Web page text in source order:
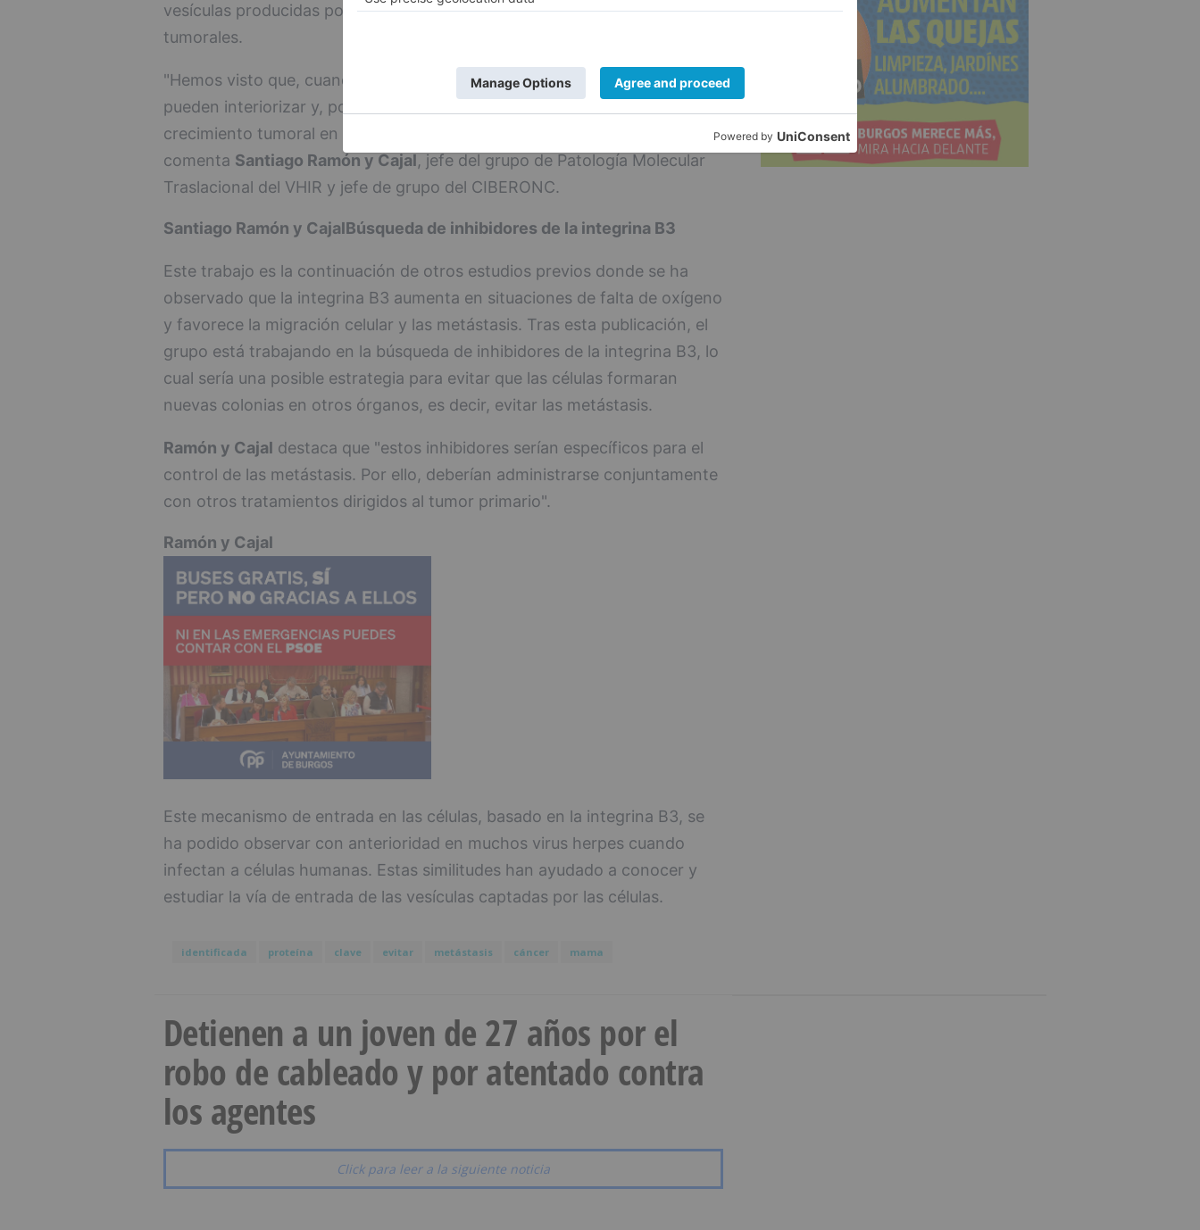
vesículas producidas por el entorno sean captadas por las células
tumorales.
"Hemos visto que, cuando inhibimos la integrina B3, las vesículas no se
pueden interiorizar y, por lo tanto, no existe el estímulo que favorece el
crecimiento tumoral en el nuevo órgano para formar metástasis",
comenta Santiago Ramón y Cajal, jefe del grupo de Patología Molecular
Traslacional del VHIR y jefe de grupo del CIBERONC.
Santiago Ramón y CajalBúsqueda de inhibidores de la integrina B3
Este trabajo es la continuación de otros estudios previos donde se ha
observado que la integrina B3 aumenta en situaciones de falta de oxígeno
y favorece la migración celular y las metástasis. Tras esta publicación, el
grupo está trabajando en la búsqueda de inhibidores de la integrina B3, lo
cual sería una posible estrategia para evitar que las células formaran
nuevas colonias en otros órganos, es decir, evitar las metástasis.
Ramón y Cajal destaca que "estos inhibidores serían específicos para el
control de las metástasis. Por ello, deberían administrarse conjuntamente
con otros tratamientos dirigidos al tumor primario".
Ramón y Cajal
Este mecanismo de entrada en las células, basado en la integrina B3, se
ha podido observar con anterioridad en muchos virus herpes cuando
infectan a células humanas. Estas similitudes han ayudado a conocer y
estudiar la vía de entrada de las vesículas captadas por las células.
identificada proteína clave evitar metástasis cáncer mama
Detienen a un joven de 27 años por el
robo de cableado y por atentado contra
los agentes
Click para leer a la siguiente noticia